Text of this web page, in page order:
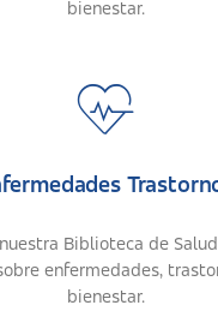
bienestar.
Biblioteca de
enfermedades,
bienestar.